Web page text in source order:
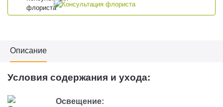
Описание
Условия содержания и ухода:
Освещение: